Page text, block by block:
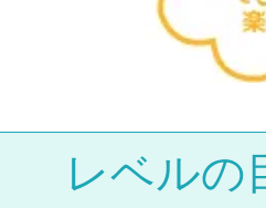
レベルの